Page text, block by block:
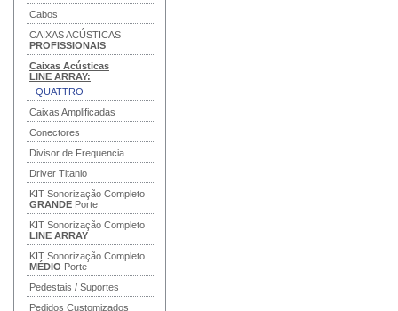
Cabos
CAIXAS ACÚSTICAS
PROFISSIONAIS
Caixas Acústicas
LINE ARRAY:
QUATTRO
Caixas Amplificadas
Conectores
Divisor de Frequencia
Driver Titanio
KIT Sonorização Completo
GRANDE Porte
KIT Sonorização Completo
LINE ARRAY
KIT Sonorização Completo
MÉDIO Porte
Pedestais / Suportes
Pedidos Customizados